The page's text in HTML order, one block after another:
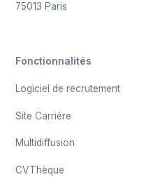
75013 Paris
Fonctionnalités
Logiciel de recrutement
Site Carrière
Multidiffusion
CVThèque